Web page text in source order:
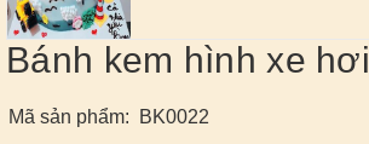
Bánh kem hình xe hơi
Mã sản phẩm: BK0022